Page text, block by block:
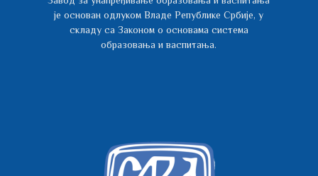
је основан одлуком Владе Републике Србије, у
складу са Законом о основама система
образовања и васпитања.